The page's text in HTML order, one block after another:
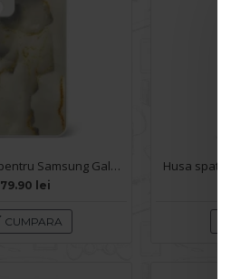
Husa spate pentru Samsung Galaxy A34 5G - Deli Case Gold
79.90 lei
CUMPARA